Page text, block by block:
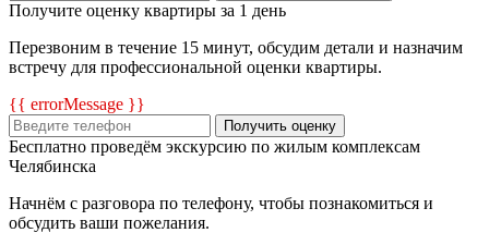
Получите оценку квартиры за 1 день
Перезвоним в течение 15 минут, обсудим детали и назначим
встречу для профессиональной оценки квартиры.
{{ errorMessage }}
Получить оценку
Бесплатно проведём экскурсию по жилым комплексам
Челябинска
Начнём с разговора по телефону, чтобы познакомиться и
обсудить ваши пожелания.